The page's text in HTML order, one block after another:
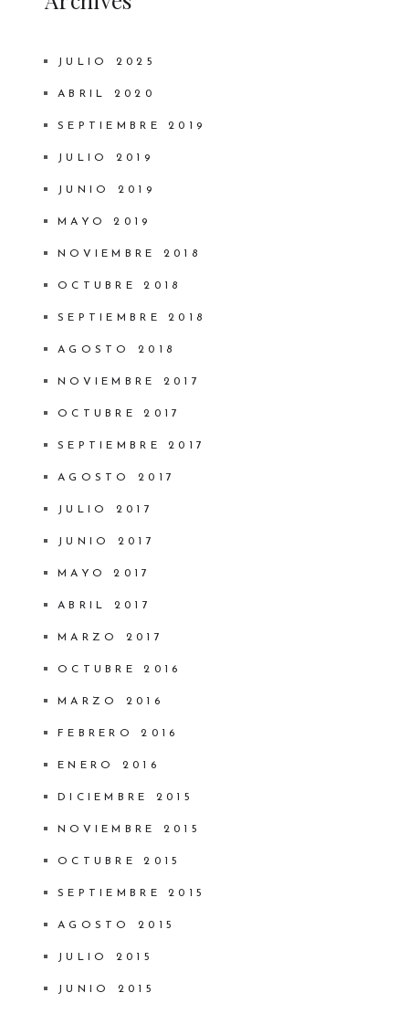
JULIO 2025
ABRIL 2020
SEPTIEMBRE 2019
JULIO 2019
JUNIO 2019
MAYO 2019
NOVIEMBRE 2018
OCTUBRE 2018
SEPTIEMBRE 2018
AGOSTO 2018
NOVIEMBRE 2017
OCTUBRE 2017
SEPTIEMBRE 2017
AGOSTO 2017
JULIO 2017
JUNIO 2017
MAYO 2017
ABRIL 2017
MARZO 2017
OCTUBRE 2016
MARZO 2016
FEBRERO 2016
ENERO 2016
DICIEMBRE 2015
NOVIEMBRE 2015
OCTUBRE 2015
SEPTIEMBRE 2015
AGOSTO 2015
JULIO 2015
JUNIO 2015